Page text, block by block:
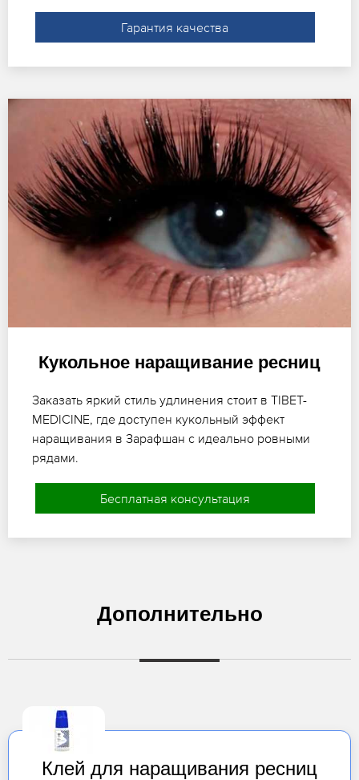
Гарантия качества
Кукольное наращивание ресниц
Заказать яркий стиль удлинения стоит в TIBET-
MEDICINE, где доступен кукольный эффект
наращивания в Зарафшан с идеально ровными
рядами.
Бесплатная консультация
Дополнительно
Клей для наращивания ресниц